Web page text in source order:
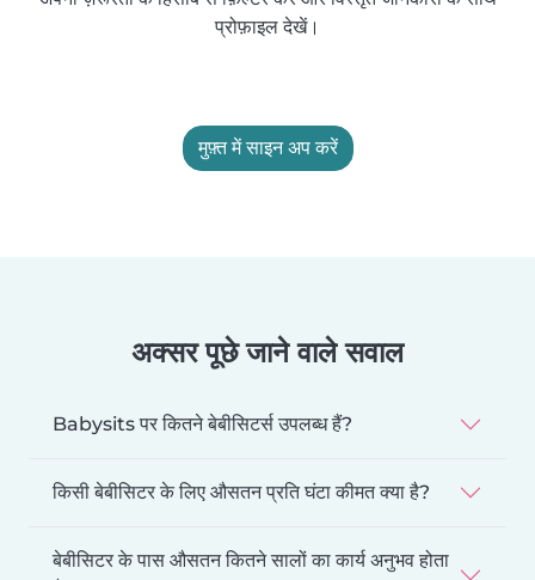
प्रोफ़ाइल देखें।
मुफ़्त में साइन अप करें
अक्सर पूछे जाने वाले सवाल
Babysits पर कितने बेबीसिटर्स उपलब्ध हैं?
किसी बेबीसिटर के लिए औसतन प्रति घंटा कीमत क्या है?
बेबीसिटर के पास औसतन कितने सालों का कार्य अनुभव होता